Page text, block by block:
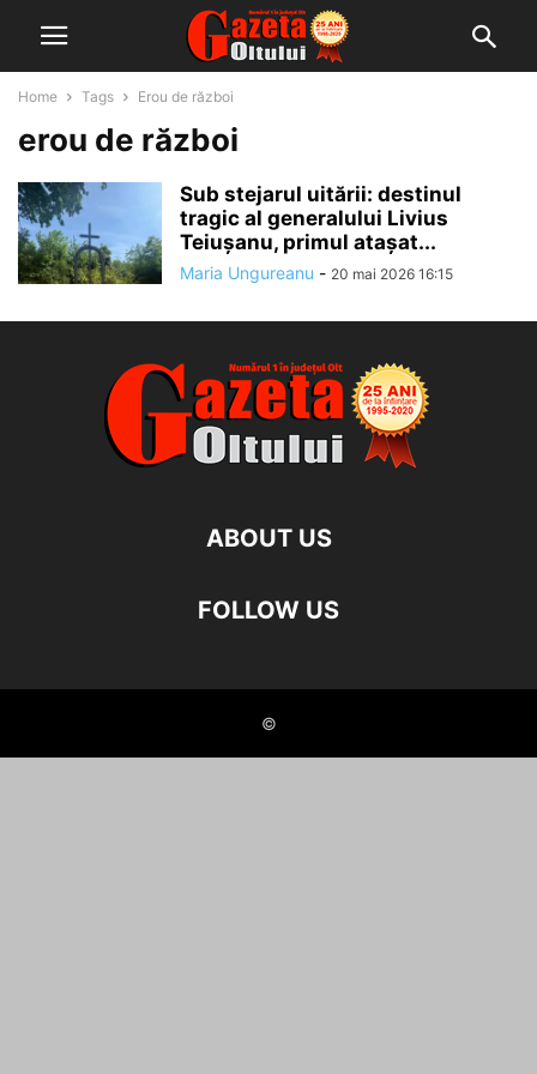
Home Tags Erou de război
erou de război
Sub stejarul uitării: destinul
tragic al generalului Livius
Teiușanu, primul atașat...
Maria Ungureanu - 20 mai 2026 16:15
ABOUT US
FOLLOW US
©